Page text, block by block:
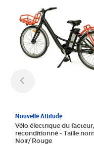
Nouvelle Attitude
Vélo électrique du facteur,
reconditionné - Taille normale -
Noir/ Rouge